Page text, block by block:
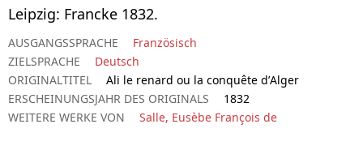
Leipzig: Francke 1832.
AUSGANGSSPRACHE
Französisch
ZIELSPRACHE
Deutsch
ORIGINALTITEL
Ali le renard ou la conquête d’Alger
ERSCHEINUNGSJAHR DES ORIGINALS
1832
WEITERE WERKE VON
Salle, Eusèbe François de